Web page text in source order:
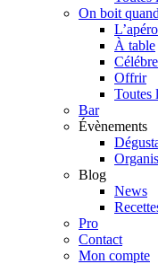
On boit
L’apéro
À table
Offrir
Toutes
Bar
Évènements
Blog
News
Pro
Contact
Mon compte